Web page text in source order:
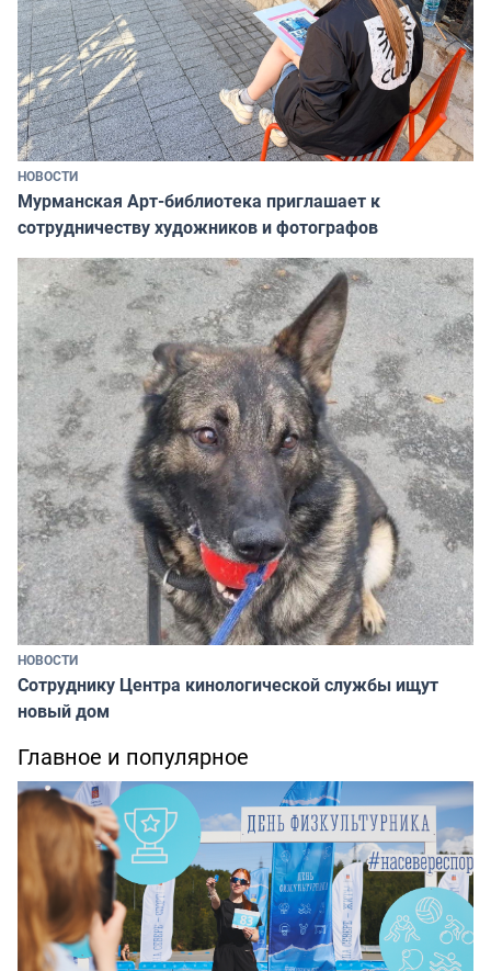
НОВОСТИ
Мурманская Арт-библиотека приглашает к
сотрудничеству художников и фотографов
НОВОСТИ
Сотруднику Центра кинологической службы ищут
новый дом
Главное и популярное